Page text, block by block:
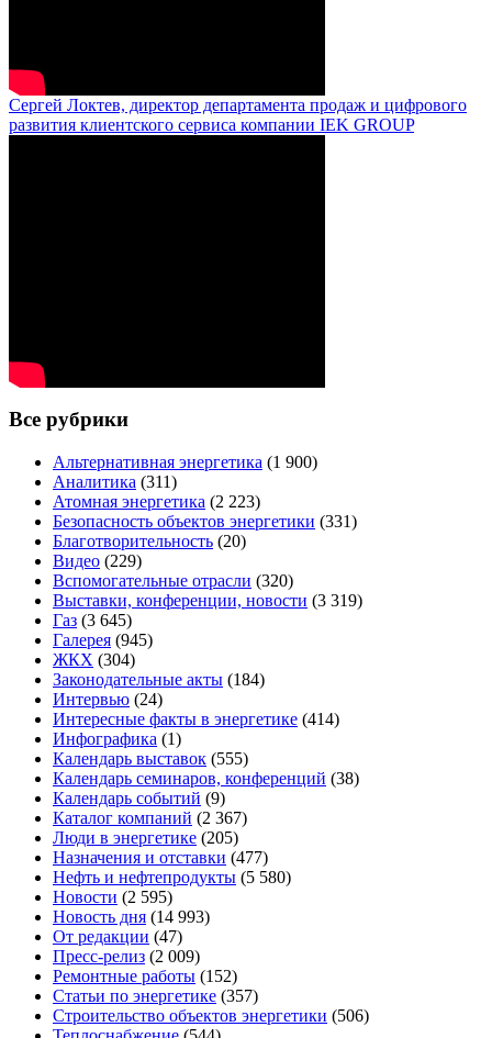
Сергей Локтев, директор департамента продаж и цифрового
развития клиентского сервиса компании IEK GROUP
Все рубрики
Альтернативная энергетика (1 900)
Аналитика (311)
Атомная энергетика (2 223)
Безопасность объектов энергетики (331)
Благотворительность (20)
Видео (229)
Вспомогательные отрасли (320)
Выставки, конференции, новости (3 319)
Газ (3 645)
Галерея (945)
ЖКХ (304)
Законодательные акты (184)
Интервью (24)
Интересные факты в энергетике (414)
Инфографика (1)
Календарь выставок (555)
Календарь семинаров, конференций (38)
Календарь событий (9)
Каталог компаний (2 367)
Люди в энергетике (205)
Назначения и отставки (477)
Нефть и нефтепродукты (5 580)
Новости (2 595)
Новость дня (14 993)
От редакции (47)
Пресс-релиз (2 009)
Ремонтные работы (152)
Статьи по энергетике (357)
Строительство объектов энергетики (506)